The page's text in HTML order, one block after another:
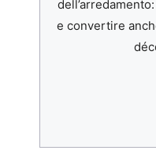
e convertire